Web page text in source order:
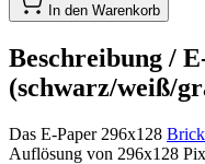
In den Warenkorb
Beschreibung /
(schwarz/weiß/
Das E-Paper 296x128
Auflösung von 296x128